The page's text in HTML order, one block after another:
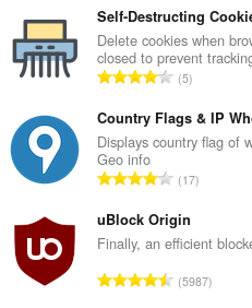
ว
น
ค
ะ
น
น
ร
ว
ม
ทั้
ห
Self-Destructing
Delete cookies when
closed to prevent
จำ
ว
น
ะ
น
น
ร
ว
5
Country Flags & IP
Displays country flag of
Geo info
จำ
ว
น
ะ
17
uBlock Origin
Finally, an efficient
จำ5987